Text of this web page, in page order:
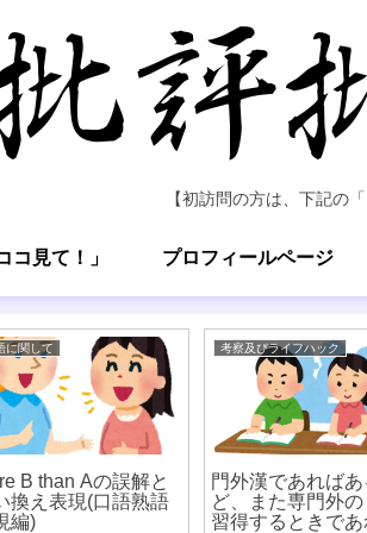
【初訪問の方は、下記の
コ見て！」 プロフィールページ
に関して
B than Aの誤解と
換え表現(口語熟語
編)
考察及びライフハック
門外漢であればあ
ど、また専門外
習得するときであ